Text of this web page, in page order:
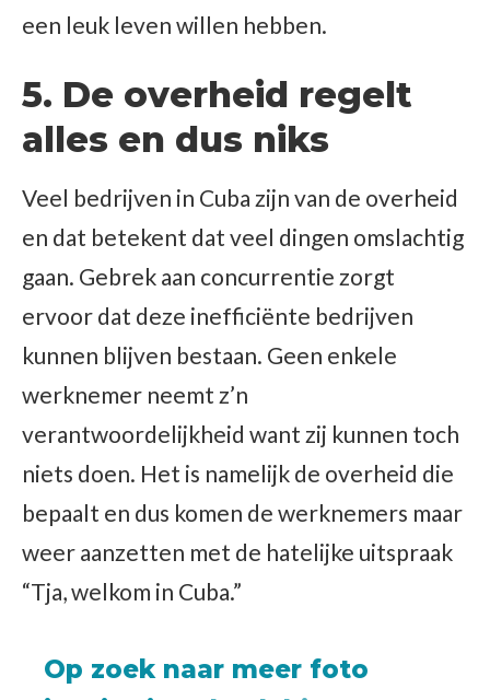
een leuk leven willen hebben.
5. De overheid regelt
alles en dus niks
Veel bedrijven in Cuba zijn van de overheid
en dat betekent dat veel dingen omslachtig
gaan. Gebrek aan concurrentie zorgt
ervoor dat deze inefficiënte bedrijven
kunnen blijven bestaan. Geen enkele
werknemer neemt z’n
verantwoordelijkheid want zij kunnen toch
niets doen. Het is namelijk de overheid die
bepaalt en dus komen de werknemers maar
weer aanzetten met de hatelijke uitspraak
“Tja, welkom in Cuba.”
Op zoek naar meer foto